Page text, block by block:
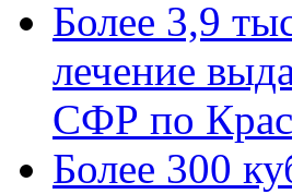
Более 3,9
лечение
СФР по
Более 300